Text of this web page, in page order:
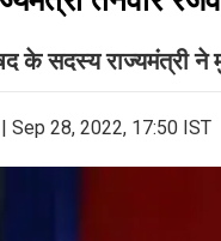
के सदस्य राज्यमंत्रीने
| Sep 28, 2022, 17:50 IST